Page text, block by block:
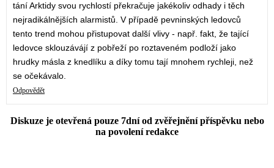
tání Arktidy svou rychlostí překračuje jakékoliv odhady i těch
nejradikálnějších alarmistů. V případě pevninských ledovců
tento trend mohou přistupovat další vlivy - např. fakt, že tající
ledovce sklouzávájí z pobřeží po roztaveném podloží jako
hrudky másla z knedlíku a díky tomu tají mnohem rychleji, než
se očekávalo.
Odpovědět
Diskuze je otevřená pouze 7dní od zvěřejnění příspěvku nebo
na povolení redakce